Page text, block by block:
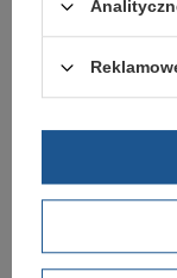
centymetrach